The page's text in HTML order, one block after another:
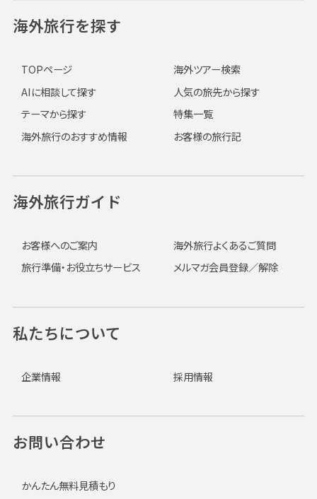
海外旅行を探す
TOPページ
海外ツアー検索
AIに相談して探す
人気の旅先から探す
テーマから探す
特集一覧
海外旅行のおすすめ情報
お客様の旅行記
海外旅行ガイド
お客様へのご案内
海外旅行よくあるご質問
旅行準備・お役立ちサービス
メルマガ会員登録／解除
私たちについて
企業情報 採用情報
お問い合わせ
かんたん無料見積もり